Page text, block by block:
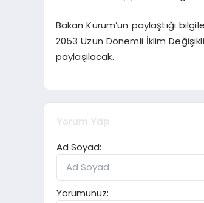
Bakan Kurum’un paylaştığı
2053 Uzun Dönemli İklim
paylaşılacak.
Yorum Yap
Ad Soyad:
Yorumunuz: